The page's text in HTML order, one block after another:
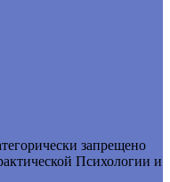
запрещено
Психологии и